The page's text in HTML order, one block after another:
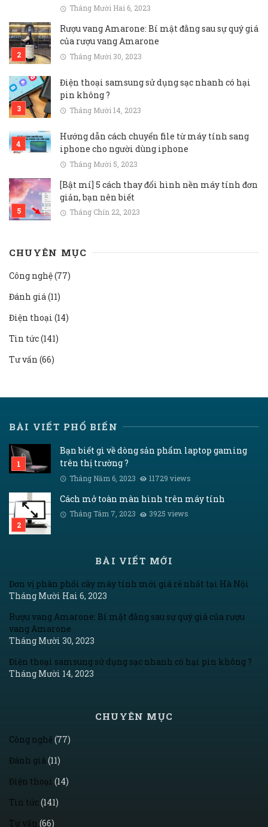
Tháng Mười Hai 6, 2023
Rượu vang Amarone: Bí mật đằng sau sự quý giá
của rượu vang Amarone
Tháng Mười 30, 2023
Điện thoại samsung sử dụng sạc nhanh có hại
pin không ?
Tháng Mười 14, 2023
Hướng dẫn cách chuyển file từ máy tính sang
iphone cho người dùng iphone
Tháng Mười 5, 2023
[Bật mí] 5 cách thay đổi hình nền máy tính đơn
giản, bạn nên biết
Tháng Chín 22, 2023
CHUYÊN MỤC
Công nghệ(77)
Đánh giá (11)
Điện thoại (14)
Tin tức(141)
Tư vấn (66)
BÀI VIẾT PHỔ BIẾN
Bạn biết gì về dòng sản phẩm laptop gaming
trên thị trường ?
Tháng Năm 6, 2023 11729 views
Cách mở toàn màn hình trên máy tính
Tháng Tám 7, 2023 3925 views
BÀI VIẾT MỚI
Đơn vị phân phối cây máy tính mới giá rẻ nhất tại Hà Nội
Tháng Mười Hai 6, 2023
Rượu vang Amarone: Bí mật đằng sau sự quý giá của rượu
vang Amarone
Tháng Mười 30, 2023
Điện thoại samsung sử dụng sạc nhanh có hại pin không ?
Tháng Mười 14, 2023
CHUYÊN MỤC
Công nghệ(77)
Đánh giá(11)
Điện thoại (14)
Tin tức (141)
Tư vấn (66)